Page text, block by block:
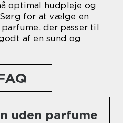
optimal hudpleje og
for at vælge en
der passer til
af en sund og
uden parfume